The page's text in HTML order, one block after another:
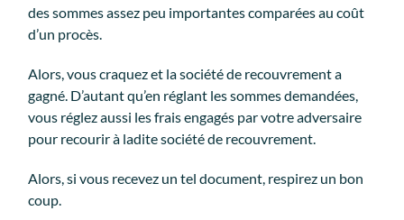
des sommes assez peu importantes comparées au coût
d’un procès.
Alors, vous craquez et la société de recouvrement a
gagné. D’autant qu’en réglant les sommes demandées,
vous réglez aussi les frais engagés par votre adversaire
pour recourir à ladite société de recouvrement.
Alors, si vous recevez un tel document, respirez un bon
coup.